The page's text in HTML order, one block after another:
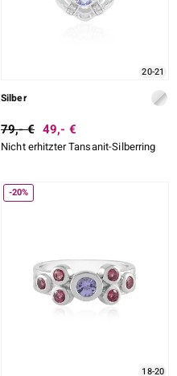
20-21
Silber
79,- € 49,- €
Nicht erhitzter Tansanit-Silberring
-20%
18-20